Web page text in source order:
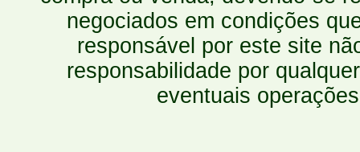
negociados em condições
responsável por este site
responsabilidade por
eventuais